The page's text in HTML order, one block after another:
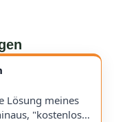
Lösung meines
"kostenloser